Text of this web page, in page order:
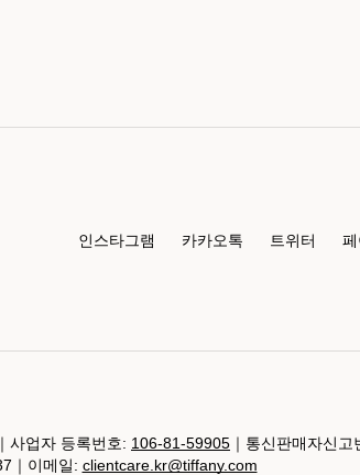
인스타그램 카카오톡 트위터
사업자 등록번호: 106-81-59905 ｜통신판매자신
｜이메일: clientcare.kr@tiffany.com